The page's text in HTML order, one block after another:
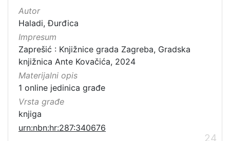
Autor
Haladi, Đurđica
Impresum
Zaprešić : Knjižnice grada Zagreba, Gradska
knjižnica Ante Kovačića, 2024
Materijalni opis
1 online jedinica građe
Vrsta građe
knjiga
urn:nbn:hr:287:340676
24